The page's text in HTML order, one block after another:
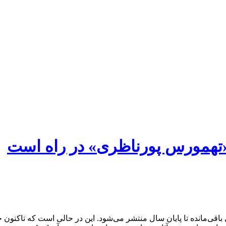
پورناظری» در راه است
تا پایان سال منتشر می‌شود. این در حالی است که